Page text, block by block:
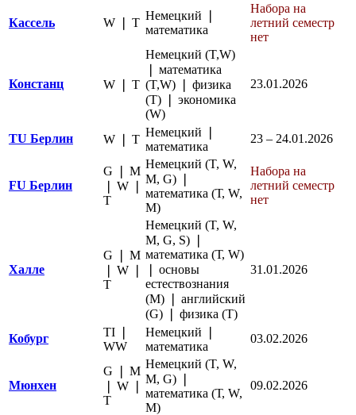
Кассель W ❘ Т
Немецкий ❘
математика
Набора на
летний семестр
нет
Констанц W ❘ Т
Немецкий (T,W)
❘ математика
(T,W) ❘ физика
(T) ❘ экономика
(W)
23.01.2026
TU Берлин W ❘ Т
Немецкий ❘
математика
23 – 24.01.2026
FU Берлин
G ❘ M
❘ W ❘
Т
Немецкий (T, W,
M, G) ❘
математика (Т, W,
M)
Набора на
летний семестр
нет
Халле
G ❘ M
❘ W ❘
Т
Немецкий (T, W,
M, G, S) ❘
математика (Т, W)
❘ основы
естествознания
(М) ❘ английский
(G) ❘ физика (T)
31.01.2026
Кобург
TI ❘
WW
Немецкий ❘
математика
03.02.2026
Мюнхен
G ❘ M
❘ W ❘
Т
Немецкий (T, W,
M, G) ❘
математика (Т, W,
M)
09.02.2026